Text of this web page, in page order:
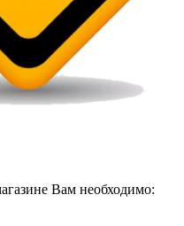
Вам необходимо: